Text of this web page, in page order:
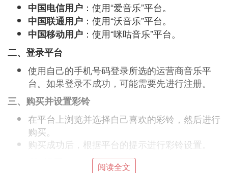
中国电信用户 ：使用“爱音乐”平台。
中国联通用户 ：使用“沃音乐”平台。
中国移动用户 ：使用“咪咕音乐”平台。
二、登录平台
使用自己的手机号码登录所选的运营商音乐平
台。如果登录不成功，可能需要先进行注册。
三、购买并设置彩铃
在平台上浏览并选择自己喜欢的彩铃，然后进行
购买。
购买成功后，根据平台的提示进行彩铃设置。
阅读全文